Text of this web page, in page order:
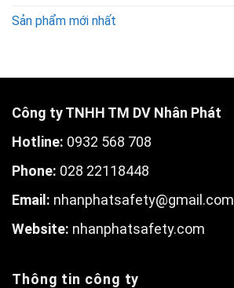
Sản phẩm mới nhất
Công ty TNHH TM DV Nhân Phát
Hotline: 0932 568 708
Phone: 028 22118448
Email: nhanphatsafety@gmail.com
Website: nhanphatsafety.com
Thông tin công ty